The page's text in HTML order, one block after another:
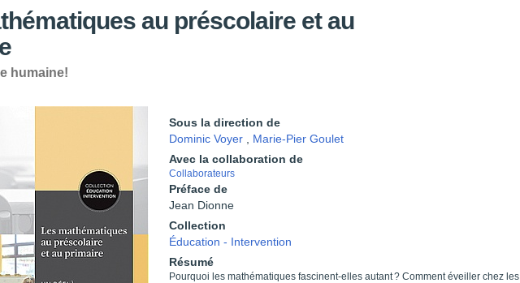
au préscolaire et au
humaine!
Sous la direction de
Dominic Voyer
Marie-Pier Goulet
Avec la collaboration de
Collaborateurs
Préface de
Jean Dionne
Collection
Éducation - Intervention
Résumé
Pourquoi les mathématiques fascinent-elles autant ? Comment éveiller chez les